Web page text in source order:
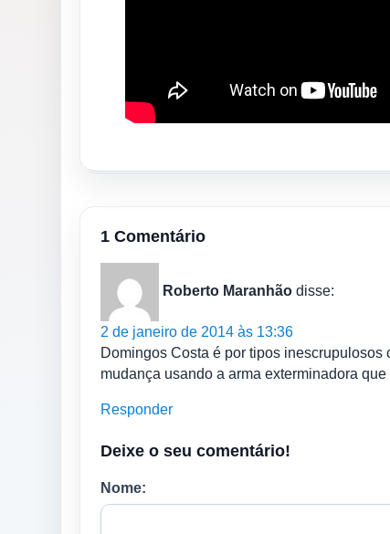
1 Comentário
Roberto Maranhão disse:
2 de janeiro de 2014 às 13:36
Domingos Costa é por tipos
mudança usando a arma exterminadora
Responder
Deixe o seu comentário!
Nome: